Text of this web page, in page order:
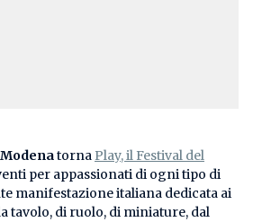
Modenatorna Play, il Festival del
per appassionati di ogni tipo di
manifestazione italiana dedicata ai
tavolo, di ruolo, di miniature, dal